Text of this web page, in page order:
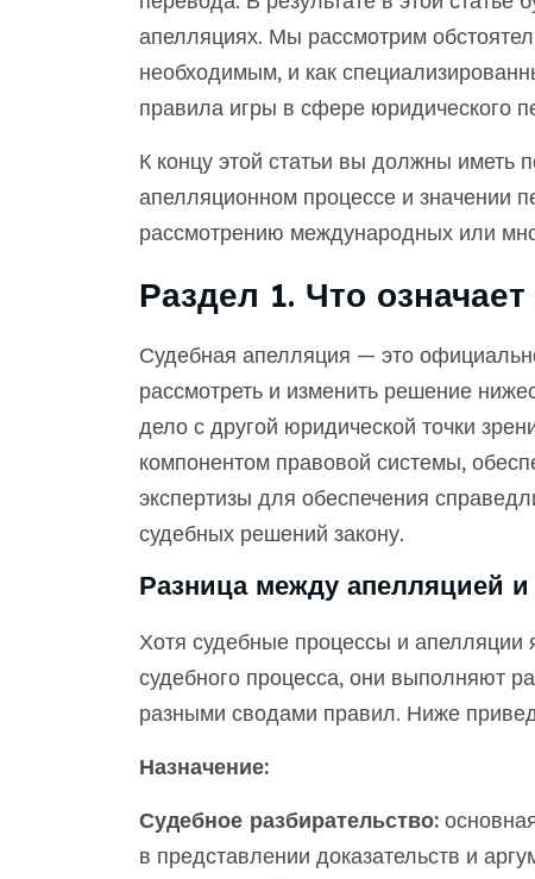
апелляциях. Мы рассмотрим
необходимым, и как
правила игры в сфере юридического
К концу этой статьи вы должны иметь
апелляционном процессе и значении
рассмотрению международных или
Раздел 1. Что
Судебная апелляция — это
рассмотреть и изменить решение
дело с другой юридической точки
компонентом правовой системы,
экспертизы для обеспечения
судебных решений закону.
Разница между апелляцией
Хотя судебные процессы и
судебного процесса, они выполняют
разными сводами правил. Ниже
Назначение:
Судебное разбирательство:
в представлении доказательств и